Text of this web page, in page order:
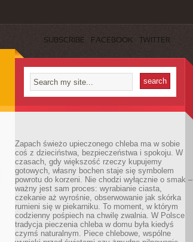
SUBSCRIBE FACEBOOK TWITTER
Zapach świeżo upieczonego chleba ma w sobie
coś z dzieciństwa, bezpieczeństwa i spokoju. W
czasach, gdy większość rzeczy kupujemy
gotowych, własny bochen staje się symbolem
powrotu do korzeni. Nie chodzi wyłącznie o smak –
ważny jest sam proces: wyrabianie ciasta,
czekanie aż wyrośnie, obserwowanie jak skórka
rumieni się w piekarniku. To moment, w którym
codzienny pośpiech na chwilę zwalnia. W Polsce
tradycja pieczenia chleba w domu była kiedyś
czymś naturalnym. Piece chlebowe, wspólne